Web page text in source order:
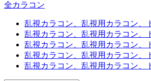
全カラコン
乱視カラコン、乱視用カラコン、
乱視カラコン、乱視用カラコン、
乱視カラコン、乱視用カラコン、
乱視カラコン、乱視用カラコン、
乱視カラコン、乱視用カラコン、